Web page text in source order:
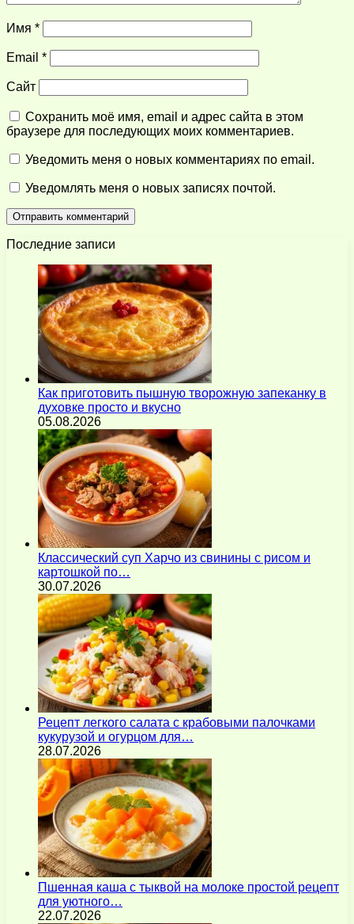
Имя *
Email *
Сайт
Сохранить моё имя, email и адрес сайта в этом
браузере для последующих моих комментариев.
Уведомить меня о новых комментариях по email.
Уведомлять меня о новых записях почтой.
Последние записи
Как приготовить пышную творожную запеканку в
духовке просто и вкусно
05.08.2026
Классический суп Харчо из свинины с рисом и
картошкой по…
30.07.2026
Рецепт легкого салата с крабовыми палочками
кукурузой и огурцом для…
28.07.2026
Пшенная каша с тыквой на молоке простой рецепт
для уютного…
22.07.2026